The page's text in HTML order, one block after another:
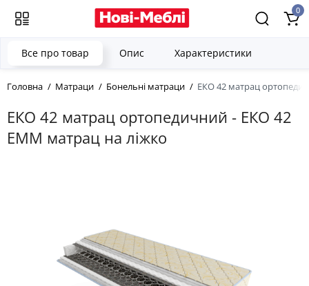
0
Головна Матраци Бонельні матраци ЕКО 42 матрац
ЕКО 42 матрац ортопедичний - ЕКО 42
EMM матрац на ліжко
Все про товар Опис Характеристики